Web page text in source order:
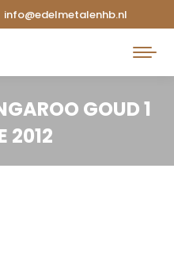
info@edelmetalenhb.nl
Search:
GOUD 1
2012